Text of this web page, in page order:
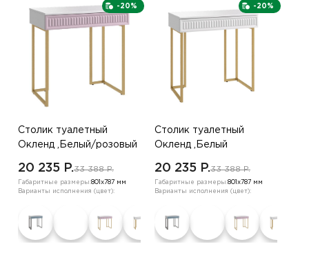
-20%
Столик туалетный
Окленд ,Белый/розовый
20 235 P.33 388 P.
Габаритные размеры:801х787 мм
Варианты исполнения (цвет):
-20%
Столик туалетный
Окленд ,Белый
20 235 P.33 388 P.
Габаритные размеры:801х787 мм
Варианты исполнения (цвет):